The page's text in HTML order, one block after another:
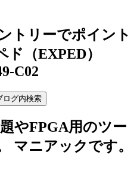
トリーでポイント
（EXPED）
C02
やFPGA用のツー
マニアックです。